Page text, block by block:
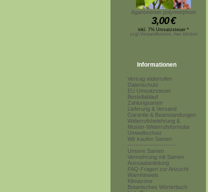
Aganonerion polymorphum
3,00€
inkl. 7% Umsatzsteuer *
zzgl.Versandkosten, hier klicken
Informationen
Vertrag widerrufen
Datenschutz
EU Umsatzsteuer
Bestellablauf
Zahlungsarten
Lieferung & Versand
Garantie & Beanstandungen
Widerrufsbelehrung &
Muster-Widerrufsformular
Umweltschutz
Wir kaufen Samen
------------------------
Unsere Samen
Vermehrung mit Samen
Aussaatanleitung
FAQ-Fragen zur Anzucht
Warnhinweis
Klimazone
Botanisches Wörterbuch